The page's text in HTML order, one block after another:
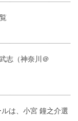
志（神奈川＠
は、小宮 鐘之介選